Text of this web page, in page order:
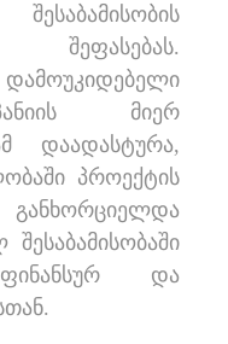
მიერ
დაადასტურა,
პროექტის
და